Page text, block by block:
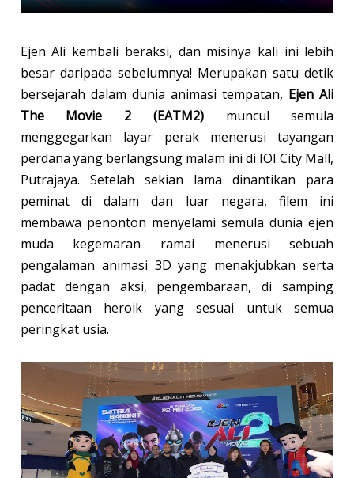
Ejen Ali kembali beraksi, dan misinya kali ini lebih
besar daripada sebelumnya! Merupakan satu detik
bersejarah dalam dunia animasi tempatan, Ejen Ali
The Movie 2 (EATM2)muncul semula
menggegarkan layar perak menerusi tayangan
perdana yang berlangsung malam ini di IOI City Mall,
Putrajaya. Setelah sekian lama dinantikan para
peminat di dalam dan luar negara, filem ini
membawa penonton menyelami semula dunia ejen
muda kegemaran ramai menerusi sebuah
pengalaman animasi 3D yang menakjubkan serta
padat dengan aksi, pengembaraan, di samping
penceritaan heroik yang sesuai untuk semua
peringkat usia.